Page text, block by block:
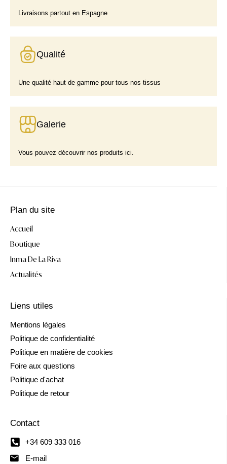
Livraisons partout en Espagne
Qualité
Une qualité haut de gamme pour tous nos tissus
Galerie
Vous pouvez découvrir nos produits ici.
Plan du site
Accueil
Boutique
Inma De La Riva
Actualités
Liens utiles
Mentions légales
Politique de confidentialité
Politique en matière de cookies
Foire aux questions
Politique d'achat
Politique de retour
Contact
+34 609 333 016
E-mail